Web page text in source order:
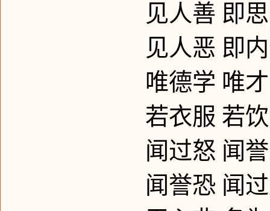
见人善 即
见人恶 即
唯德学 唯
若衣服 若
闻过怒 闻
闻誉恐 闻